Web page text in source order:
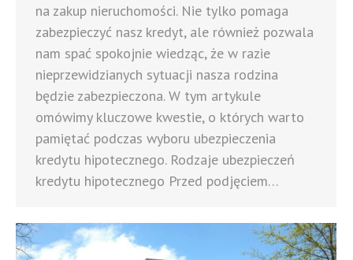
na zakup nieruchomości. Nie tylko pomaga
zabezpieczyć nasz kredyt, ale również pozwala
nam spać spokojnie wiedząc, że w razie
nieprzewidzianych sytuacji nasza rodzina
będzie zabezpieczona. W tym artykule
omówimy kluczowe kwestie, o których warto
pamiętać podczas wyboru ubezpieczenia
kredytu hipotecznego. Rodzaje ubezpieczeń
kredytu hipotecznego Przed podjęciem…